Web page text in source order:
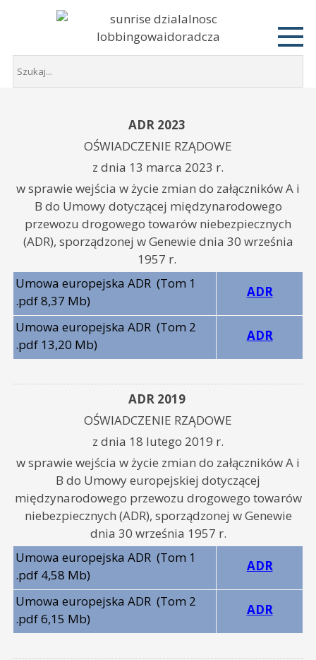
ADR 2023
OŚWIADCZENIE RZĄDOWE
z dnia 13 marca 2023 r.
w sprawie wejścia w życie zmian do załączników A i
B do Umowy dotyczącej międzynarodowego
przewozu drogowego towarów niebezpiecznych
(ADR), sporządzonej w Genewie dnia 30 września
1957 r.
Umowa europejska ADR (Tom 1
.pdf 8,37 Mb)
ADR
Umowa europejska ADR (Tom 2
.pdf 13,20 Mb)
ADR
ADR 2019
OŚWIADCZENIE RZĄDOWE
z dnia 18 lutego 2019 r.
w sprawie wejścia w życie zmian do załączników A i
B do Umowy europejskiej dotyczącej
międzynarodowego przewozu drogowego towarów
niebezpiecznych (ADR), sporządzonej w Genewie
dnia 30 września 1957 r.
Umowa europejska ADR (Tom 1
.pdf 4,58 Mb)
ADR
Umowa europejska ADR (Tom 2
.pdf 6,15 Mb)
ADR